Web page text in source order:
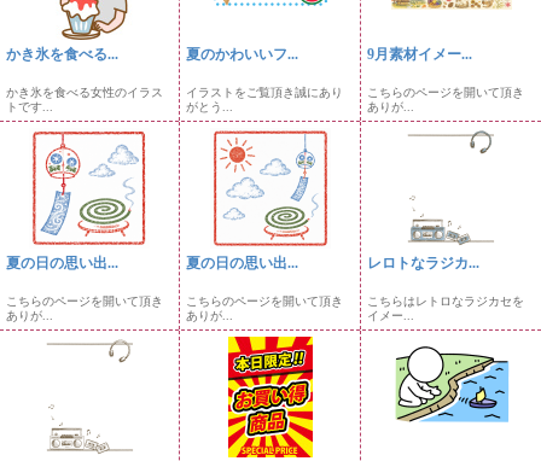
かき氷を食べる...
かき氷を食べる女性のイラス
トです...
夏のかわいいフ...
イラストをご覧頂き誠にあり
がとう...
9月素材イメー...
こちらのページを開いて頂き
ありが...
夏の日の思い出...
こちらのページを開いて頂き
ありが...
夏の日の思い出...
こちらのページを開いて頂き
ありが...
レロトなラジカ...
こちらはレトロなラジカセを
イメー...